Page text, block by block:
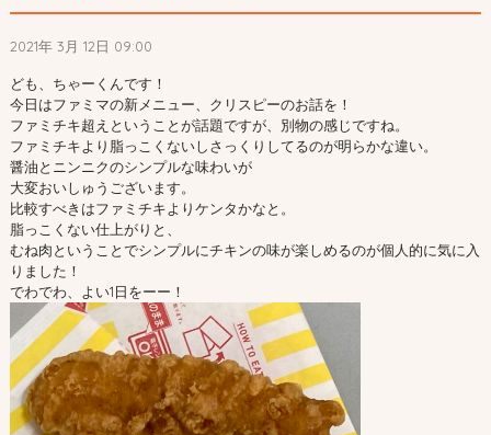
2021年 3月 12日 09:00
ども、ちゃーくんです！
今日はファミマの新メニュー、クリスピーのお話を！
ファミチキ超えということが話題ですが、別物の感じですね。
ファミチキより脂っこくないしさっくりしてるのが明らかな違い。
醤油とニンニクのシンプルな味わいが
大変おいしゅうございます。
比較すべきはファミチキよりケンタかなと。
脂っこくない仕上がりと、
むね肉ということでシンプルにチキンの味が楽しめるのが個人的に気に入
りました！
でわでわ、よい1日をーー！